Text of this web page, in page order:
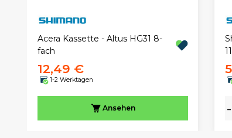
Acera Kassette - Altus HG31 8-
fach
12,49 €
1-2 Werktagen
Ansehen -